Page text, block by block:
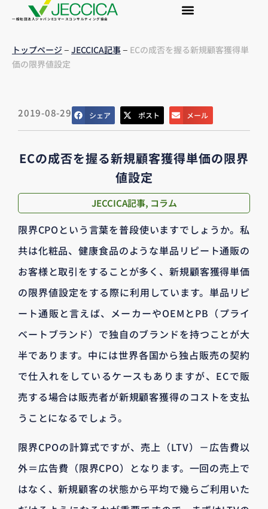
一般社団法人ジャパンEコマースコンサルティング協会
トップページ– JECCICA記事– ECの成否を握る新規顧客獲得単
価の限界値設定
2019-08-29 シェア ポスト メール
ECの成否を握る新規顧客獲得単価の限界
値設定
JECCICA記事, コラム
限界CPOという言葉を普段使いますでしょうか。私
共は化粧品、健康食品のような単品リピート通販の
お客様と取引をすることが多く、新規顧客獲得単価
の限界値設定をする際に利用しています。単品リピ
ート通販と言えば、メーカーやOEMとPB（プライ
ベートブランド）で独自のブランドを持つことが大
半であります。中には世界各国から独占販売の契約
で仕入れをしているケースもありますが、ECで販
売する場合は販売者が新規顧客獲得のコストを支払
うことになるでしょう。
限界CPOの計算式ですが、売上（LTV）－広告費以
外＝広告費（限界CPO）となります。一回の売上で
はなく、新規顧客の状態から平均で幾らご利用いた